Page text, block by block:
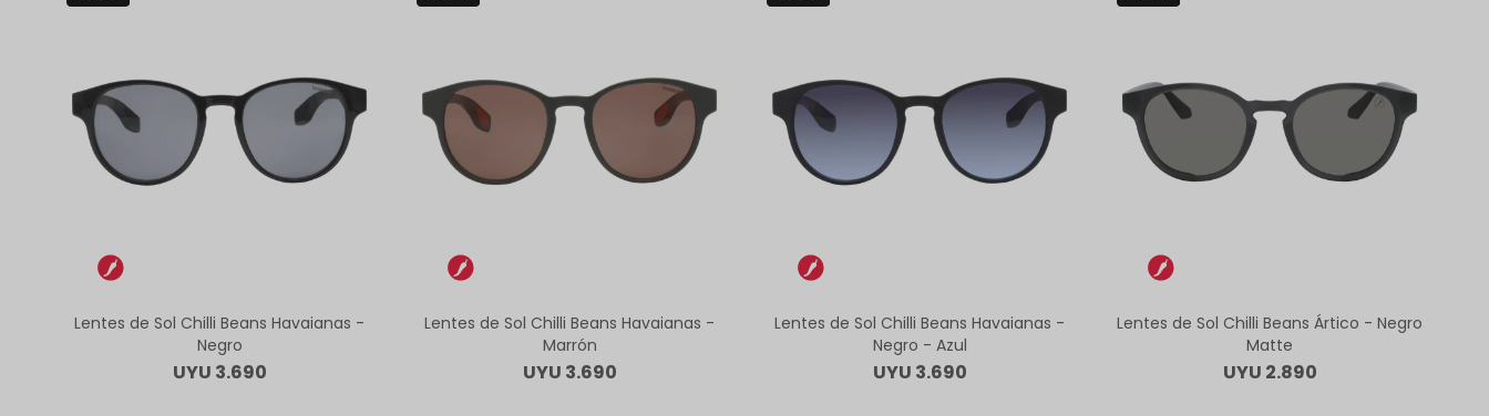
Lentes de Sol Chilli Beans Havaianas -
Negro
UYU 3.690
Lentes de Sol Chilli Beans Havaianas -
Marrón
UYU 3.690
Lentes de Sol Chilli Beans Havaianas -
Negro - Azul
UYU 3.690
Lentes de Sol Chilli Beans Ártico - Negro
Matte
UYU 2.890